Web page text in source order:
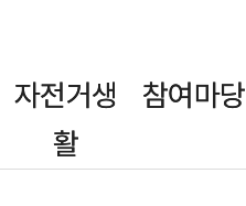
자전거생
활
참여마당